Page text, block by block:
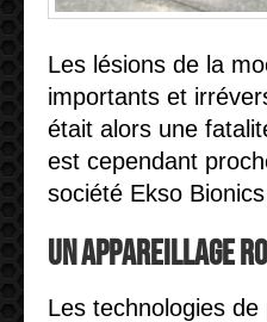
Les lésions de la
importants et
était alors une
est cependant
société Ekso
Un appareillage
Les technologies